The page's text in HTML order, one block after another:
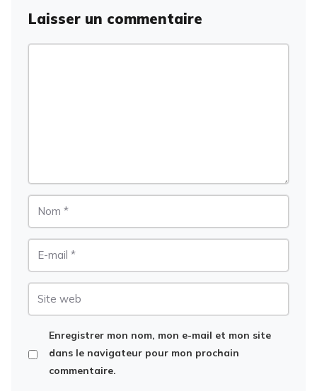
Laisser un commentaire
Enregistrer mon nom, mon e-mail et mon site
dans le navigateur pour mon prochain
commentaire.